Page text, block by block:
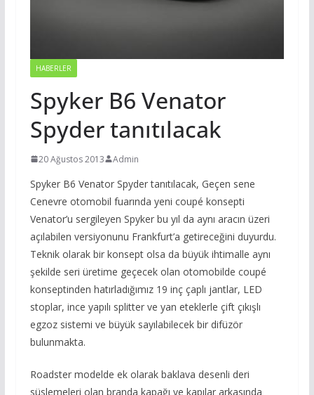
HABERLER
Spyker B6 Venator
Spyder tanıtılacak
20 Ağustos 2013 Admin
Spyker B6 Venator Spyder tanıtılacak, Geçen sene
Cenevre otomobil fuarında yeni coupé konsepti
Venator’u sergileyen Spyker bu yıl da aynı aracın üzeri
açılabilen versiyonunu Frankfurt’a getireceğini duyurdu.
Teknik olarak bir konsept olsa da büyük ihtimalle aynı
şekilde seri üretime geçecek olan otomobilde coupé
konseptinden hatırladığımız 19 inç çaplı jantlar, LED
stoplar, ince yapılı splitter ve yan eteklerle çift çıkışlı
egzoz sistemi ve büyük sayılabilecek bir difüzör
bulunmakta.
Roadster modelde ek olarak baklava desenli deri
süslemeleri olan branda kapağı ve kapılar arkasında